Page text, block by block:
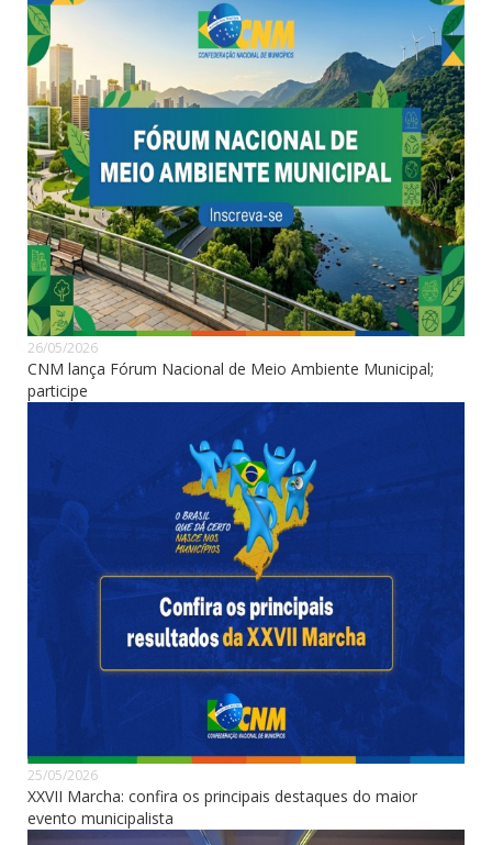
26/05/2026
CNM lança Fórum Nacional de Meio Ambiente Municipal;
participe
25/05/2026
XXVII Marcha: confira os principais destaques do maior
evento municipalista